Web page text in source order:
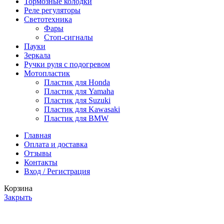
Реле регуляторы
Cветотехника
Фары
Стоп-сигналы
Пауки
Зеркала
Ручки руля с подогревом
Мотопластик
Пластик для Honda
Пластик для Yamaha
Пластик для Suzuki
Пластик для Kawasaki
Пластик для BMW
Главная
Оплата и доставка
Отзывы
Контакты
Вход / Регистрация
Корзина
Закрыть